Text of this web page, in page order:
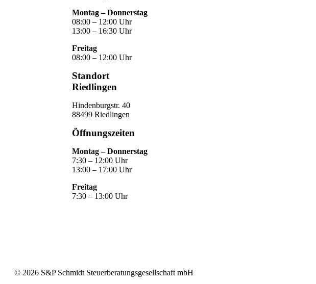
Montag – Donnerstag
08:00 – 12:00 Uhr
13:00 – 16:30 Uhr
Freitag
08:00 – 12:00 Uhr
Standort
Riedlingen
Hindenburgstr. 40
88499 Riedlingen
Öffnungszeiten
Montag – Donnerstag
7:30 – 12:00 Uhr
13:00 – 17:00 Uhr
Freitag
7:30 – 13:00 Uhr
© 2026 S&P Schmidt Steuerberatungsgesellschaft mbH